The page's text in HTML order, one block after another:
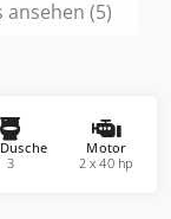
ansehen (5)
3
Motor
2 x 40 hp